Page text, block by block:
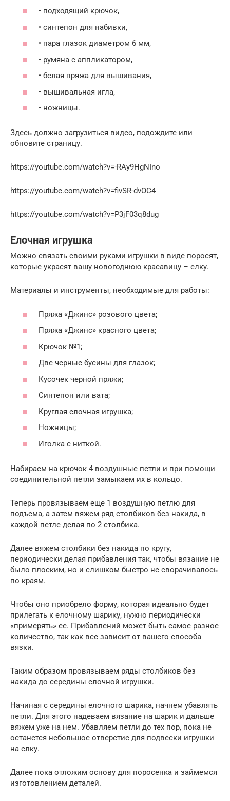
• подходящий крючок,
• синтепон для набивки,
• пара глазок диаметром 6 мм,
• румяна с аппликатором,
• белая пряжа для вышивания,
• вышивальная игла,
• ножницы.
Здесь должно загрузиться видео, подождите или
обновите страницу.
https://youtube.com/watch?v=-RAy9HgNIno
https://youtube.com/watch?v=fivSR-dvOC4
https://youtube.com/watch?v=P3jF03q8dug
Елочная игрушка
Можно связать своими руками игрушки в виде поросят,
которые украсят вашу новогоднюю красавицу – елку.
Материалы и инструменты, необходимые для работы:
Пряжа «Джинс» розового цвета;
Пряжа «Джинс» красного цвета;
Крючок №1;
Две черные бусины для глазок;
Кусочек черной пряжи;
Синтепон или вата;
Круглая елочная игрушка;
Ножницы;
Иголка с ниткой.
Набираем на крючок 4 воздушные петли и при помощи
соединительной петли замыкаем их в кольцо.
Теперь провязываем еще 1 воздушную петлю для
подъема, а затем вяжем ряд столбиков без накида, в
каждой петле делая по 2 столбика.
Далее вяжем столбики без накида по кругу,
периодически делая прибавления так, чтобы вязание не
было плоским, но и слишком быстро не сворачивалось
по краям.
Чтобы оно приобрело форму, которая идеально будет
прилегать к елочному шарику, нужно периодически
«примерять» ее. Прибавлений может быть самое разное
количество, так как все зависит от вашего способа
вязки.
Таким образом провязываем ряды столбиков без
накида до середины елочной игрушки.
Начиная с середины елочного шарика, начнем убавлять
петли. Для этого надеваем вязание на шарик и дальше
вяжем уже на нем. Убавляем петли до тех пор, пока не
останется небольшое отверстие для подвески игрушки
на елку.
Далее пока отложим основу для поросенка и займемся
изготовлением деталей.